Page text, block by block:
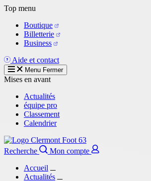
Aller
contenu
principal
Top menu
Boutique
Billetterie
Business
Aide et contact
Menu Fermer
Mises en avant
Actualités
équipe pro
Classement
Calendrier
Recherche
Mon compte
Accueil
Actualités